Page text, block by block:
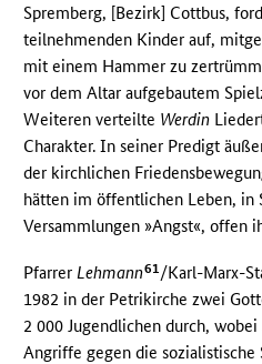
Spremberg, [Bezirk] Cottbus,
teilnehmenden Kinder auf,
mit einem Hammer zu
vor dem Altar aufgebautem
Weiteren verteilte Werdin
Charakter. In seiner Predigt
der kirchlichen
hätten im öffentlichen Leben, in
Versammlungen »Angst«, offen
Pfarrer Lehmann61 /Karl-Marx-
1982 in der Petrikirche zwei
2 000 Jugendlichen durch,
Angriffe gegen die sozialistische